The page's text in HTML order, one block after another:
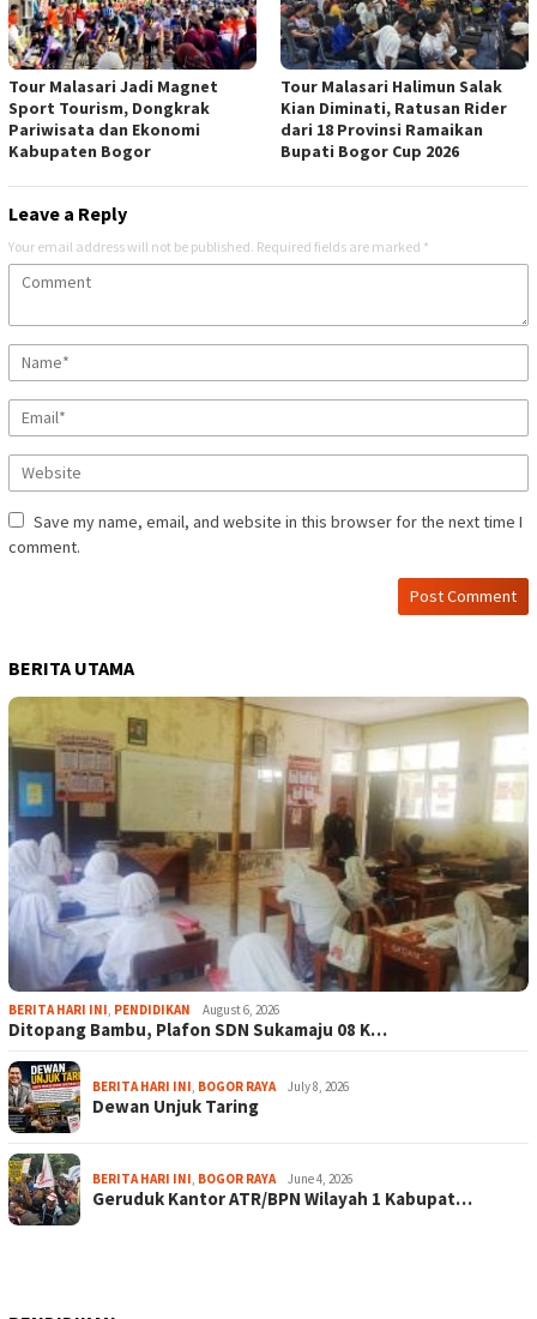
Tour Malasari Jadi Magnet
Sport Tourism, Dongkrak
Pariwisata dan Ekonomi
Kabupaten Bogor
Tour Malasari Halimun Salak
Kian Diminati, Ratusan Rider
dari 18 Provinsi Ramaikan
Bupati Bogor Cup 2026
Leave a Reply
Your email address will not be published. Required fields are marked *
Save my name, email, and website in this browser for the next time I
comment.
BERITA UTAMA
BERITA HARI INI, PENDIDIKAN August 6, 2026
Ditopang Bambu, Plafon SDN Sukamaju 08 K…
BERITA HARI INI, BOGOR RAYA July 8, 2026
Dewan Unjuk Taring
BERITA HARI INI, BOGOR RAYA June 4, 2026
Geruduk Kantor ATR/BPN Wilayah 1 Kabupat…